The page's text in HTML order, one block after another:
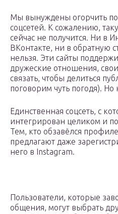
Мы вынуждены огорчить
соцсетей. К сожалению,
сейчас не получится. Ни в
ВКонтакте, ни в обратную
нельзя. Эти сайты
дружеские отношения,
связать, чтобы делиться
поговорим чуть погодя). Но
Единственная соцсеть, с
интегрирован целиком и
Тем, кто обзавёлся
предлагают даже
него в Instagram.
Пользователи, которые
общения, могут выбрать